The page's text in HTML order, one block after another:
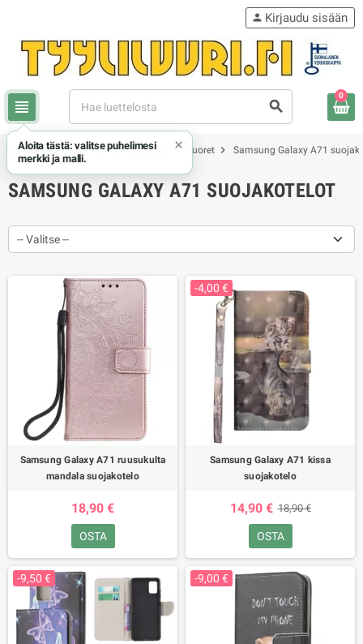
view_headline search
person Kirjaudu sisään
0
chevron_rightSamsung chevron_rightSamsung Galaxy A71 kuoret chevron_right Samsung Galaxy A71
SAMSUNG GALAXY A71 SUOJAKOTELOT
-- Valitse --
Samsung Galaxy A71 ruusukulta
mandala suojakotelo
18,90 €
OSTA
-4,00 €
Samsung Galaxy A71 kissa
suojakotelo
14,90 € 18,90 €
OSTA
-9,50 € -9,00 €
Aloita tästä: valitse puhelimesi
merkki ja malli.
×